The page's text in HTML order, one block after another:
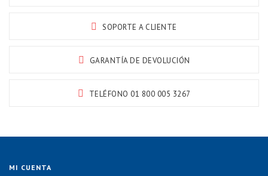
SOPORTE A CLIENTE
GARANTÍA DE DEVOLUCIÓN
TELÉFONO 01 800 005 3267
MI CUENTA